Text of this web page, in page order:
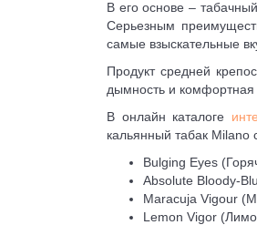
В его основе –
Серьезным
самые взыскательные
Продукт средней
дымность и комфортная
В онлайн каталоге
кальянный табак
Bulging Eyes
Absolute Bloody-
Maracuja Vigour
Lemon Vigor